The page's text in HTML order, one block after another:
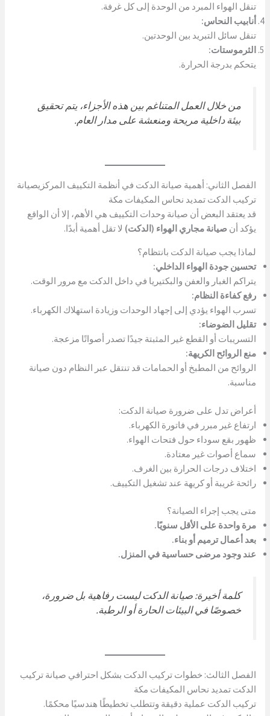
تنقل الهواء المبرد من الوحدة إلى كل غرفة.
أنابيب النحاس:
تنقل سائل التبريد بين الوحدتين.
الثرموستات:
يتحكم بدرجة الحرارة.
من خلال العمل المتناغم بين هذه الأجزاء، يتم تحقيق
بيئة داخلية مريحة ومنعشة على مدار العام.
الفصل الثاني: أهمية صيانة الدكت في أنظمة التكييف المركزيصيانة
تركيب الدكت تمديد نحاس المكيفات مكة
قد يعتقد البعض أن صيانة وحدات التكييف هي الأهم، إلا أن الواقع
يؤكد أنصيانة مجاري الهواء (الدكت) لا تقل أهمية أبدًا.
لماذا يجب صيانة الدكت بانتظام؟
تحسين جودة الهواء الداخلي:
يتراكم الغبار والعفن والبكتيريا في داخل الدكت مع مرور الوقت.
رفع كفاءة النظام:
تسرب الهواء يؤدي إلى إجهاد الوحدات وزيادة استهلاك الكهرباء.
تقليل الضوضاء:
التسريبات أو القطع غير المثبتة جيدًا تصدر أصواتًا مزعجة.
منع الروائح الكريهة:
الروائح من المطبخ أو الحمامات قد تنتقل عبر النظام دون صيانة
مناسبة.
أعراض تدل على ضرورة صيانة الدكت:
ارتفاع غير مبرر في فاتورة الكهرباء.
ظهور بقع سوداء حول فتحات الهواء.
سماع أصوات غير معتادة.
اختلاف درجات الحرارة بين الغرف.
رائحة غريبة أو كريهة عند تشغيل التكييف.
متى يجب إجراء الصيانة؟
مرة واحدة على الأقل سنويًا.
بعد أعمال ترميم أو بناء.
عند وجود مرضى حساسية في المنزل.
كلمة أخيرة: صيانة الدكت ليست رفاهية بل ضرورة،
خصوصًا في البيئات الحارة أو الرطبة.
الفصل الثالث: خطوات تركيب الدكت بشكل احترافي صيانة تركيب
الدكت تمديد نحاس المكيفات مكة
تركيب الدكت عملية دقيقة وتتطلب تخطيطًا هندسيًا محكمًا.